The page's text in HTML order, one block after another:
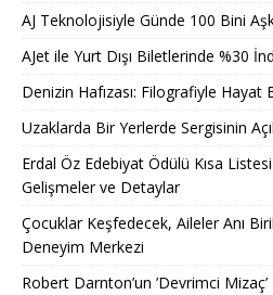
AJ Teknolojisiyle Günde 100 Bini
AJet ile Yurt Dışı Biletlerinde %30
Denizin Hafızası: Filografiyle Hayat
Uzaklarda Bir Yerlerde Sergisinin
Erdal Öz Edebiyat Ödülü Kısa Listesi
Gelişmeler ve Detaylar
Çocuklar Keşfedecek, Aileler Anı
Deneyim Merkezi
Robert Darnton’un ’Devrimci